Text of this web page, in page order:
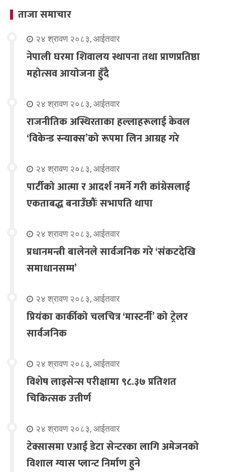
ताजा समाचार
२४ श्रावण २०८३, आईतवार
नेपाली घरमा शिवालय स्थापना तथा प्राणप्रतिष्ठा
महोत्सव आयोजना हुँदै
२४ श्रावण २०८३, आईतवार
राजनीतिक अस्थिरताका हल्लाहरूलाई केवल
‘विकेन्ड स्न्याक्स’को रूपमा लिन आग्रह गरे
२४ श्रावण २०८३, आईतवार
पार्टीको आत्मा र आदर्श नमर्ने गरी कांग्रेसलाई
एकताबद्ध बनाउँछौंः सभापति थापा
२४ श्रावण २०८३, आईतवार
प्रधानमन्त्री बालेनले सार्वजनिक गरे ‘संकटदेखि
समाधानसम्म’
२४ श्रावण २०८३, आईतवार
प्रियंका कार्कीको चलचित्र ‘मास्टर्नी’ को ट्रेलर
सार्वजनिक
२४ श्रावण २०८३, आईतवार
विशेष लाइसेन्स परीक्षामा ९८.३७ प्रतिशत
चिकित्सक उत्तीर्ण
२४ श्रावण २०८३, आईतवार
टेक्सासमा एआई डेटा सेन्टरका लागि अमेजनको
विशाल ग्यास प्लान्ट निर्माण हुने